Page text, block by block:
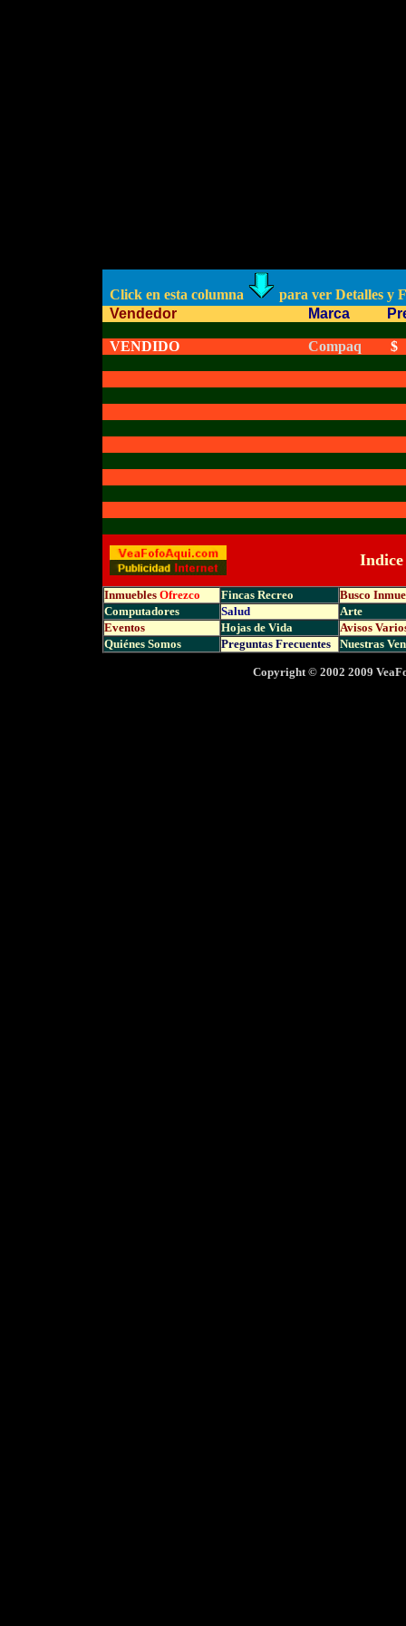
Click en esta columna
para ver Detalles y
Vendedor
Marca
VENDIDO Compaq $
Indice
Inmuebles Ofrezco Fincas Recreo
Busco
Computadores
Salud
Arte
Eventos
Hojas de Vida
Avisos
Quiénes Somos
Preguntas Frecuentes Nuestras
Copyright © 2002 2009